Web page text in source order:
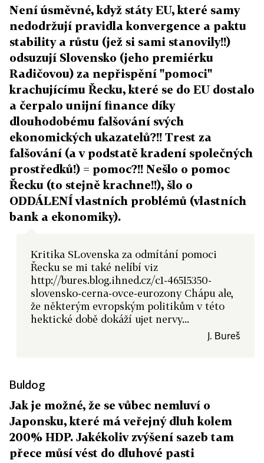
Není úsměvné, když státy EU, které samy
nedodržují pravidla konvergence a paktu
stability a růstu (jež si sami stanovily!!)
odsuzují Slovensko (jeho premiérku
Radičovou) za nepřispění "pomoci"
krachujícímu Řecku, které se do EU dostalo
a čerpalo unijní finance díky
dlouhodobému falšování svých
ekonomických ukazatelů?!! Trest za
falšování (a v podstatě kradení společných
prostředků!) = pomoc?!! Nešlo o pomoc
Řecku (to stejně krachne!!), šlo o
ODDÁLENÍ vlastních problémů (vlastních
bank a ekonomiky).
Kritika SLovenska za odmítání pomoci
Řecku se mi také nelíbí viz
http://bures.blog.ihned.cz/c1-46515350-
slovensko-cerna-ovce-eurozony Chápu ale,
že některým evropským politikům v této
hektické době dokáží ujet nervy...
J. Bureš
Buldog
Jak je možné, že se vůbec nemluví o
Japonsku, které má veřejný dluh kolem
200% HDP. Jakékoliv zvýšení sazeb tam
přece můsí vést do dluhové pasti